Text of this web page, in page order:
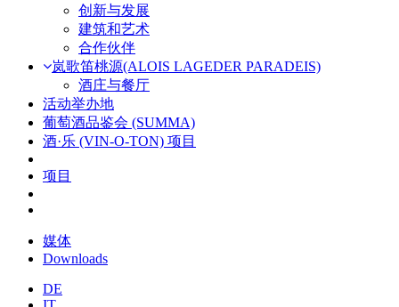
创新与发展
建筑和艺术
合作伙伴
岚歌笛桃源(ALOIS LAGEDER PARADEIS)
酒庄与餐厅
活动举办地
葡萄酒品鉴会 (SUMMA)
酒·乐 (VIN-O-TON) 项目
项目
媒体
Downloads
DE